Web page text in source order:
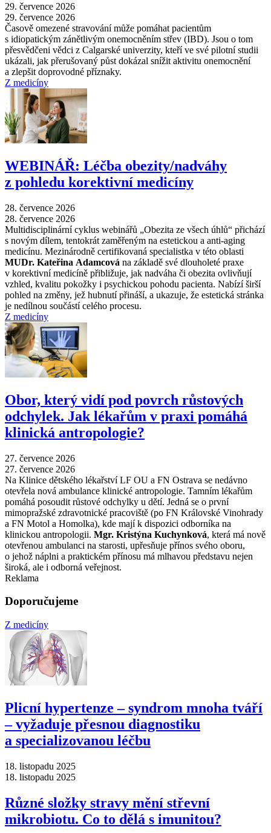
29. července 2026
29. července 2026
Časově omezené stravování může pomáhat pacientům
s idiopatickým zánětlivým onemocněním střev (IBD). Jsou o tom
přesvědčeni vědci z Calgarské univerzity, kteří ve své pilotní studii
ukázali, jak přerušovaný půst dokázal snížit aktivitu onemocnění
a zlepšit doprovodné příznaky.
Z medicíny
WEBINÁŘ: Léčba obezity/nadváhy
z pohledu korektivní medicíny
28. července 2026
28. července 2026
Multidisciplinární cyklus webinářů „Obezita ze všech úhlů“ přichází
s novým dílem, tentokrát zaměřeným na estetickou a anti-aging
medicínu. Mezinárodně certifikovaná specialistka v této oblasti
MUDr. Kateřina Adamcová na základě své dlouholeté praxe
v korektivní medicíně přibližuje, jak nadváha či obezita ovlivňují
vzhled, kvalitu pokožky i psychickou pohodu pacienta. Nabízí širší
pohled na změny, jež hubnutí přináší, a ukazuje, že estetická stránka
je nedílnou součástí celého procesu.
Z medicíny
Obor, který vidí pod povrch růstových
odchylek. Jak lékařům v praxi pomáhá
klinická antropologie?
27. července 2026
27. července 2026
Na Klinice dětského lékařství LF OU a FN Ostrava se nedávno
otevřela nová ambulance klinické antropologie. Tamním lékařům
pomáhá posoudit růstové odchylky u dětí. Jedná se o první
mimopražské zdravotnické pracoviště (po FN Královské Vinohrady
a FN Motol a Homolka), kde mají k dispozici odborníka na
klinickou antropologii. Mgr. Kristýna Kuchynková, která má nově
otevřenou ambulanci na starosti, upřesňuje přínos svého oboru,
o jehož náplni a praktickém přínosu má mlhavou představu nejen
široká, ale i odborná veřejnost.
Reklama
Doporučujeme
Z medicíny
Plicní hypertenze –⁠ syndrom mnoha tváří
–⁠ vyžaduje přesnou diagnostiku
a specializovanou léčbu
18. listopadu 2025
18. listopadu 2025
Různé složky stravy mění střevní
mikrobiotu. Co to dělá s imunitou?